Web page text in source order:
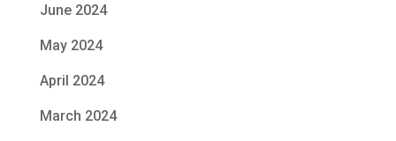
June 2024
May 2024
April 2024
March 2024